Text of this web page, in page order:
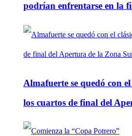
podrían enfrentarse en la
Almafuerte se quedó con
los cuartos de final del